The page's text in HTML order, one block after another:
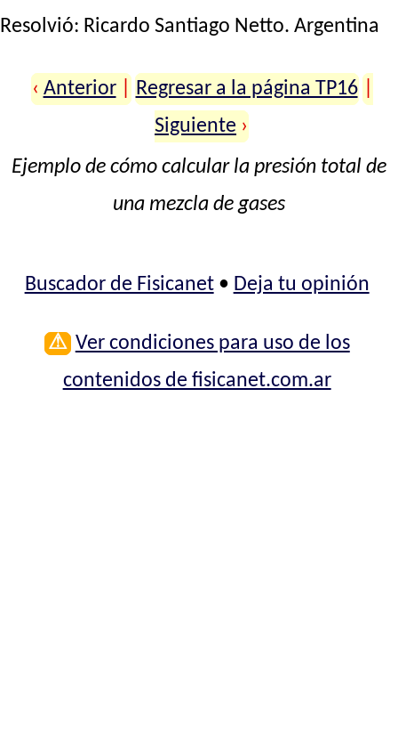
Resolvió: Ricardo Santiago Netto. Argentina
‹ Anterior Regresar a la página TP16
Siguiente ›
Ejemplo de cómo calcular la presión total de
una mezcla de gases
Buscador de Fisicanet• Deja tu opinión
⚠ Ver condiciones para uso de los
contenidos de fisicanet.com.ar